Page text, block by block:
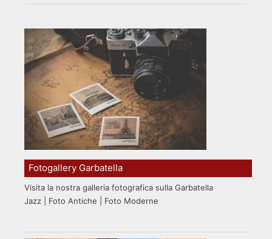
Fotogallery Garbatella
Visita la nostra galleria fotografica sulla Garbatella
Jazz | Foto Antiche | Foto Moderne